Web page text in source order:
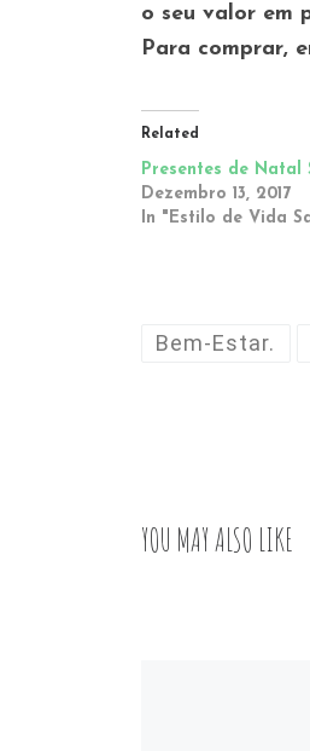
o seu valor em
Para comprar,
Related
Presentes de Natal
Dezembro 13, 2017
In "Estilo de Vida
Bem-Estar.
YOU MAY ALSO LIKE